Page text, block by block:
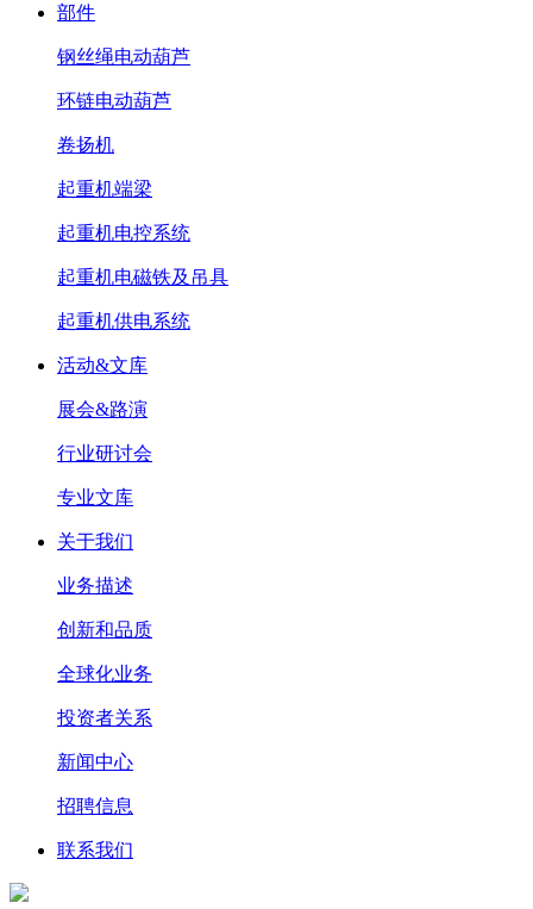
部件
钢丝绳电动葫芦
环链电动葫芦
卷扬机
起重机端梁
起重机电控系统
起重机电磁铁及吊具
起重机供电系统
活动&文库
展会&路演
行业研讨会
专业文库
关于我们
业务描述
创新和品质
全球化业务
投资者关系
新闻中心
招聘信息
联系我们